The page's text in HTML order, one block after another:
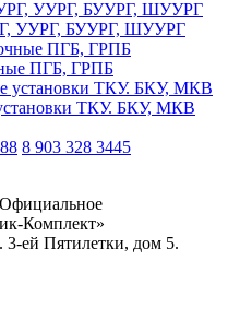
УУРГ, БУУРГ, ШУУРГ
ПГБ, ГРПБ
ТКУ. БКУ, МКВ
8 903 328 3445
Комплект»
3-ей Пятилетки, дом 5.